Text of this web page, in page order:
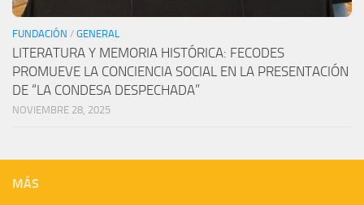
FUNDACIÓN / GENERAL
LITERATURA Y MEMORIA HISTÓRICA: FECODES
PROMUEVE LA CONCIENCIA SOCIAL EN LA PRESENTACIÓN
DE “LA CONDESA DESPECHADA”
NOVIEMBRE 28, 2025
MÁS